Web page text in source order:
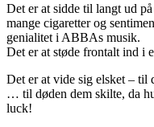
Det er at sidde til langt ud
mange cigaretter og
genialitet i ABBAs musik.
Det er at støde frontalt ind i
Det er at vide sig elsket –
… til døden dem skilte, da
luck!